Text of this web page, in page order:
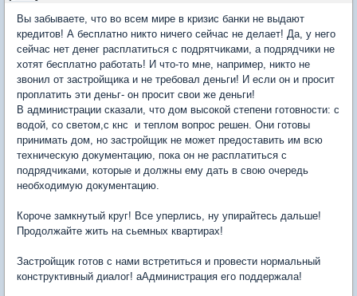
Вы забываете, что во всем мире в кризис банки не выдают
кредитов! А бесплатно никто ничего сейчас не делает! Да, у него
сейчас нет денег расплатиться с подрятчиками, а подрядчики не
хотят бесплатно работать! И что-то мне, например, никто не
звонил от застройщика и не требовал деньги! И если он и просит
проплатить эти деньг- он просит свои же деньги!
В администрации сказали, что дом высокой степени готовности: с
водой, со светом,с кнс и теплом вопрос решен. Они готовы
принимать дом, но застройщик не может предоставить им всю
техническую документацию, пока он не расплатиться с
подрядчиками, которые и должны ему дать в свою очередь
необходимую документацию.
Короче замкнутый круг! Все уперлись, ну упирайтесь дальше!
Продолжайте жить на сьемных квартирах!
Застройщик готов с нами встретиться и провести нормальный
конструктивный диалог! аАдминистрация его поддержала!